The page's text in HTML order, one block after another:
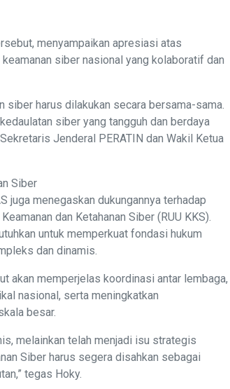
menyampaikan apresiasi atas
siber nasional yang kolaboratif dan
siber harus dilakukan secara bersama-sama.
siber yang tangguh dan berdaya
Jenderal PERATIN dan Wakil Ketua
Siber
juga menegaskan dukungannya terhadap
dan Ketahanan Siber (RUU KKS).
untuk memperkuat fondasi hukum
dan dinamis.
akan memperjelas koordinasi antar lembaga,
nasional, serta meningkatkan
besar.
melainkan telah menjadi isu strategis
Siber harus segera disahkan sebagai
tegas Hoky.